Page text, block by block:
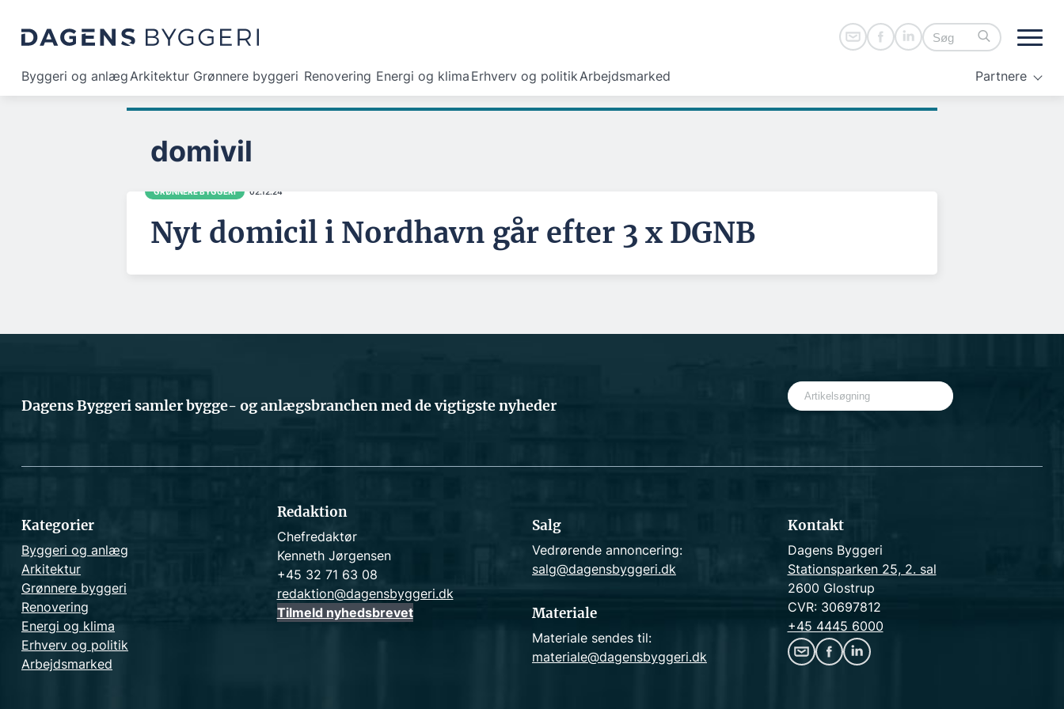
Byggeri og anlægArkitektur Grønnere byggeri Renovering Energi og klima Erhverv og politikArbejdsmarked Partnere
domivil
GRØNNERE BYGGERI 02.12.24
Nyt domicil i Nordhavn går efter 3 x DGNB
Dagens Byggeri samler bygge- og anlægsbranchen med de vigtigste nyheder
S
e
c
Kategorier
Byggeri og anlæg
Arkitektur
Grønnere byggeri
Renovering
Energi og klima
Erhverv og politik
Arbejdsmarked
Redaktion
Chefredaktør
Kenneth Jørgensen
+45 32 71 63 08
redaktion@dagensbyggeri.dk
Tilmeld nyhedsbrevet
Salg
Vedrørende annoncering:
salg@dagensbyggeri.dk
Materiale
Materiale sendes til:
materiale@dagensbyggeri.dk
Kontakt
Dagens Byggeri
Stationsparken 25, 2. sal
2600 Glostrup
CVR: 30697812
+45 4445 6000